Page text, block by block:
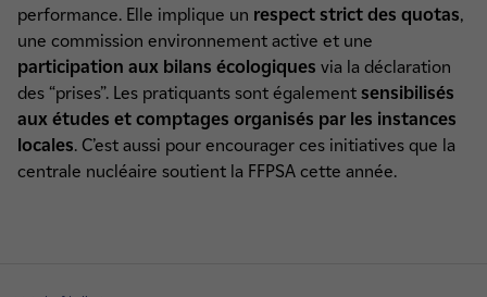
performance. Elle implique un respect strict des quotas,
une commission environnement active et une
participation aux bilans écologiques via la déclaration
des “prises”. Les pratiquants sont également sensibilisés
aux études et comptages organisés par les instances
locales. C’est aussi pour encourager ces initiatives que la
centrale nucléaire soutient la FFPSA cette année.